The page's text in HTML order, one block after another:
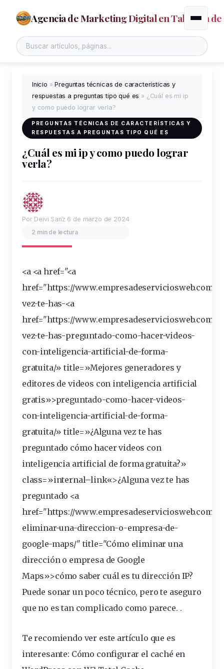
Agencia de Marketing Digital en Talavera de
Alternar
Inicio »Preguntas técnicas de características y
respuestas a preguntas tipo qué es » ¿Cuál es mi ip
y como puedo lograr verla?
PREGUNTAS TÉCNICAS DE CARACTERÍSTICAS Y
RESPUESTAS A PREGUNTAS TIPO QUÉ ES
¿Cuál es mi ip y como puedo lograr
verla?
Por Deivi Sanz 6 de marzo de 2024
2 min de lectura
<a <a href="<a
href="https://www.empresadeserviciosweb.com/
vez-te-has-<a
href="https://www.empresadeserviciosweb.com/
vez-te-has-preguntado-como-hacer-videos-
con-inteligencia-artificial-de-forma-
gratuita/»title=»Mejores generadores y
editores de videos con inteligencia artificial
gratis»>preguntado-como-hacer-videos-
con-inteligencia-artificial-de-forma-
gratuita/» title=»¿Alguna vez te has
preguntado cómo hacer videos con
inteligencia artificial de forma gratuita?»
class=»internal–link«>¿Alguna vez te has
preguntado <a
href="https://www.empresadeserviciosweb.com/
eliminar-una-direccion-o-empresa-de-
google-maps/" title="Cómo eliminar una
direccióno empresa de Google
Maps»>cómo saber cuál es tu dirección IP?
Puede sonar un poco técnico, pero te aseguro
que no es tan complicado como parece. .
Te recomiendo ver este artículo que es
interesante: Cómo configurar el caché en